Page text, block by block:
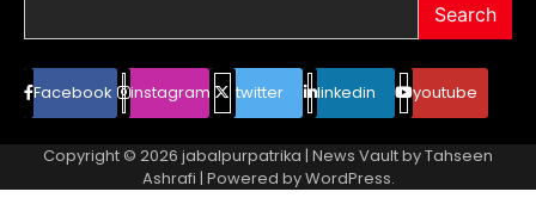
Search
Facebook instagram twitter linkedin youtube
Copyright © 2026 jabalpurpatrika | News Vault byTahseen
Ashrafi | Powered byWordPress.